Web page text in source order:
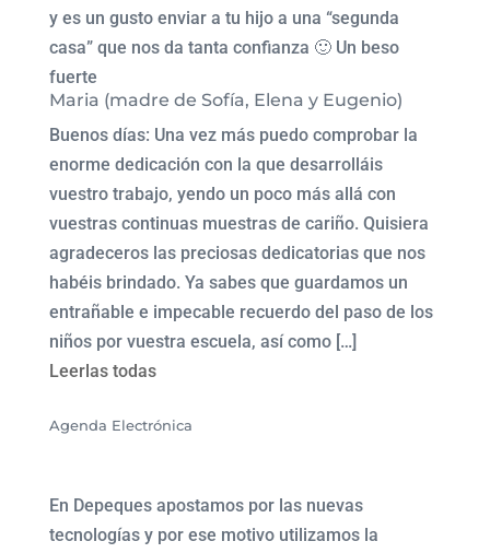
y es un gusto enviar a tu hijo a una “segunda
casa” que nos da tanta confianza 🙂 Un beso
fuerte
Maria (madre de Sofía, Elena y Eugenio)
Buenos días: Una vez más puedo comprobar la
enorme dedicación con la que desarrolláis
vuestro trabajo, yendo un poco más allá con
vuestras continuas muestras de cariño. Quisiera
agradeceros las preciosas dedicatorias que nos
habéis brindado. Ya sabes que guardamos un
entrañable e impecable recuerdo del paso de los
niños por vuestra escuela, así como […]
Leerlas todas
Agenda Electrónica
En Depeques apostamos por las nuevas
tecnologías y por ese motivo utilizamos la